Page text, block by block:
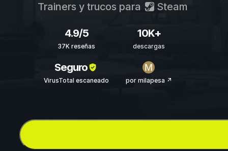
Trainers y trucos para Steam
4.9/5
37K reseñas
10K+
descargas
Seguro
VirusTotal escaneado por milapesa ↗